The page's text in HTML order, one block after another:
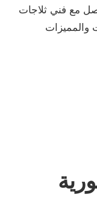
مع فني ثلاجات
والمميزات